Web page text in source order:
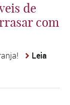
de
com
Leia